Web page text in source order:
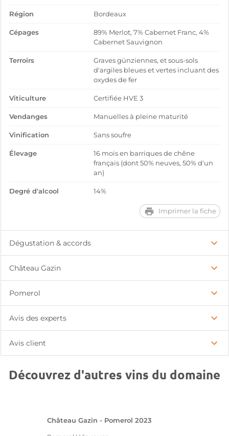
Région Bordeaux
Cépages
89% Merlot, 7% Cabernet Franc, 4%
Cabernet Sauvignon
Terroirs
Graves günziennes, et sous-sols
d'argiles bleues et vertes incluant des
oxydes de fer
Viticulture Certifiée HVE 3
Vendanges Manuelles à pleine maturité
Vinification Sans soufre
Élevage
16 mois en barriques de chêne
français (dont 50% neuves, 50% d'un
an)
Degré d'alcool 14%
Imprimer la fiche
Dégustation & accords
Château Gazin
Pomerol
Avis des experts
Avis client
Découvrez d'autres vins du domaine
Château Gazin - Pomerol 2023